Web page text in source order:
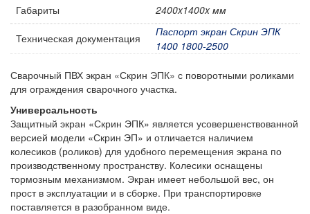
Габариты 2400x1400x мм
Техническая документация
Паспорт экран Скрин ЭПК
1400 1800-2500
Сварочный ПВХ экран «Скрин ЭПК» с поворотными роликами
для ограждения сварочного участка.
Универсальность
Защитный экран «Скрин ЭПК» является усовершенствованной
версией модели «Скрин ЭП» и отличается наличием
колесиков (роликов) для удобного перемещения экрана по
производственному пространству. Колесики оснащены
тормозным механизмом. Экран имеет небольшой вес, он
прост в эксплуатации и в сборке. При транспортировке
поставляется в разобранном виде.